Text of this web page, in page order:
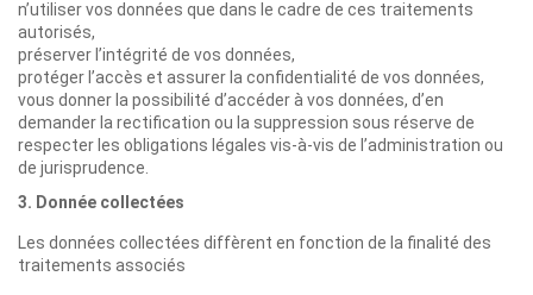
n’utiliser vos données que dans le cadre de ces traitements
autorisés,
préserver l’intégrité de vos données,
protéger l’accès et assurer la confidentialité de vos données,
vous donner la possibilité d’accéder à vos données, d’en
demander la rectification ou la suppression sous réserve de
respecter les obligations légales vis-à-vis de l’administration ou
de jurisprudence.
3. Donnée collectées
Les données collectées diffèrent en fonction de la finalité des
traitements associés